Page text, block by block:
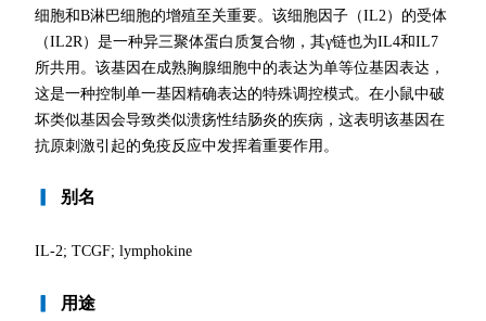
细胞和B淋巴细胞的增殖至关重要。该细胞因子（IL2）的受体
（IL2R）是一种异三聚体蛋白质复合物，其γ链也为IL4和IL7
所共用。该基因在成熟胸腺细胞中的表达为单等位基因表达，
这是一种控制单一基因精确表达的特殊调控模式。在小鼠中破
坏类似基因会导致类似溃疡性结肠炎的疾病，这表明该基因在
抗原刺激引起的免疫反应中发挥着重要作用。
别名
IL-2; TCGF; lymphokine
用途